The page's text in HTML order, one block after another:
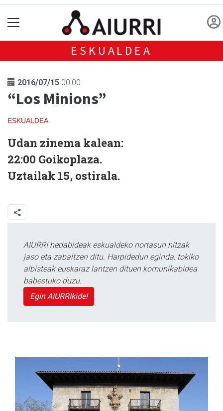
ESKUALDEA
2016/07/15 00:00
“Los Minions”
ESKUALDEA
Udan zinema kalean:
22:00 Goikoplaza.
Uztailak 15, ostirala.
AIURRI hedabideak eskualdeko nortasun hitzak
jaso eta zabaltzen ditu. Harpidedun eginda, tokiko
albisteak euskaraz lantzen dituen komunikabidea
babestuko duzu.
Egin AIURRIkide!